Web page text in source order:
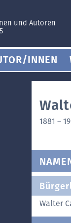
und Autoren
INNEN
1881 –
Walter